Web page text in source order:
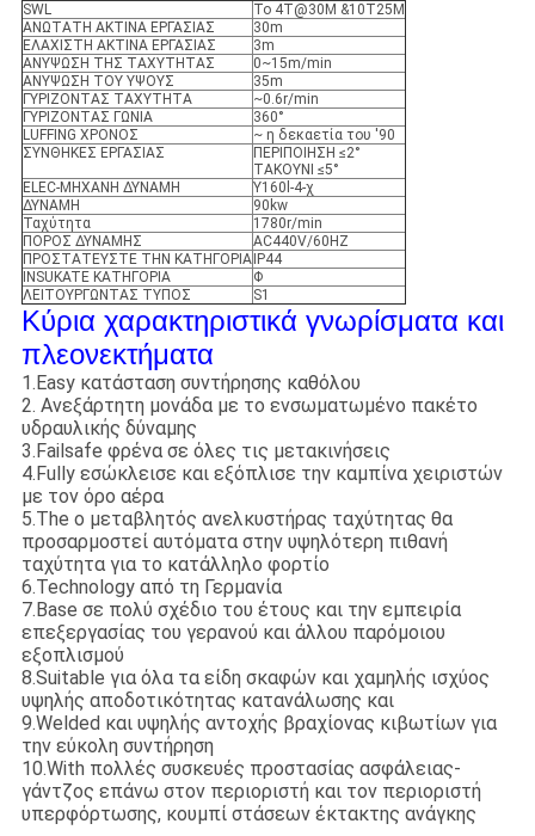
SWL
Το 4T@30M &10T25M
ΑΝΩΤΑΤΗ ΑΚΤΙΝΑ ΕΡΓΑΣΙΑΣ
30m
ΕΛΑΧΙΣΤΗ ΑΚΤΙΝΑ ΕΡΓΑΣΙΑΣ
3m
ΑΝΥΨΩΣΗ ΤΗΣ ΤΑΧΥΤΗΤΑΣ
0~15m/min
ΑΝΥΨΩΣΗ ΤΟΥ ΥΨΟΥΣ
35m
ΓΥΡΙΖΟΝΤΑΣ ΤΑΧΥΤΗΤΑ
~0.6r/min
ΓΥΡΙΖΟΝΤΑΣ ΓΩΝΙΑ
360°
LUFFING ΧΡΟΝΟΣ
~ η δεκαετία του '90
ΣΥΝΘΗΚΕΣ ΕΡΓΑΣΙΑΣ
ΠΕΡΙΠΟΙΗΣΗ ≤2°
ΤΑΚΟΥΝΙ ≤5°
ELEC-ΜΗΧΑΝΗ ΔΥΝΑΜΗ
Y160l-4-χ
ΔΥΝΑΜΗ
90kw
Ταχύτητα
1780r/min
ΠΟΡΟΣ ΔΥΝΑΜΗΣ
AC440V/60HZ
ΠΡΟΣΤΑΤΕΥΣΤΕ ΤΗΝ ΚΑΤΗΓΟΡΙΑ IP44
INSUKATE ΚΑΤΗΓΟΡΙΑ
Φ
ΛΕΙΤΟΥΡΓΩΝΤΑΣ ΤΥΠΟΣ
S1
Κύρια χαρακτηριστικά γνωρίσματα και
πλεονεκτήματα
1.Easy κατάσταση συντήρησης καθόλου
2. Ανεξάρτητη μονάδα με το ενσωματωμένο πακέτο
υδραυλικής δύναμης
3.Failsafe φρένα σε όλες τις μετακινήσεις
4.Fully εσώκλεισε και εξόπλισε την καμπίνα χειριστών
με τον όρο αέρα
5.The ο μεταβλητός ανελκυστήρας ταχύτητας θα
προσαρμοστεί αυτόματα στην υψηλότερη πιθανή
ταχύτητα για το κατάλληλο φορτίο
6.Technology από τη Γερμανία
7.Base σε πολύ σχέδιο του έτους και την εμπειρία
επεξεργασίας του γερανού και άλλου παρόμοιου
εξοπλισμού
8.Suitable για όλα τα είδη σκαφών και χαμηλής ισχύος
υψηλής αποδοτικότητας κατανάλωσης και
9.Welded και υψηλής αντοχής βραχίονας κιβωτίων για
την εύκολη συντήρηση
10.With πολλές συσκευές προστασίας ασφάλειας-
γάντζος επάνω στον περιοριστή και τον περιοριστή
υπερφόρτωσης, κουμπί στάσεων έκτακτης ανάγκης